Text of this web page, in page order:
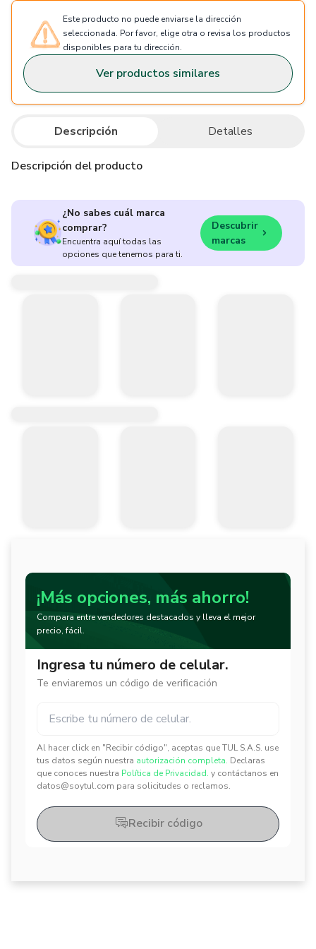
Este producto no puede enviarse la dirección
seleccionada. Por favor, elige otra o revisa los productos
disponibles para tu dirección.
Ver productos similares
Descripción Detalles
Descripción del producto
¿No sabes cuál marca
comprar?
Encuentra aquí todas las
opciones que tenemos para ti.
Descubrir
marcas
¡Más opciones, más ahorro!
Compara entre vendedores destacados y lleva el mejor
precio, fácil.
Ingresa tu número de celular.
Te enviaremos un código de verificación
Al hacer click en "Recibir código", aceptas que TUL S.A.S. use
tus datos según nuestra autorización completa. Declaras
que conoces nuestra Política de Privacidad. y contáctanos en
datos@soytul.com para solicitudes o reclamos.
✕
✕
Recibir código